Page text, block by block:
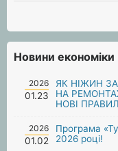
Новини економіки
2026
01.23
ЯК НІЖИН
НА
НОВІ
2026
01.02
Програма
2026 році!